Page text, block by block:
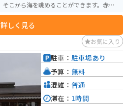
こから海を眺めることができます。赤い鳥
綺麗です。西向きなので、特に晴れた日
て絶景です。境内からは千本鳥居が続いて
面の海が広がっています。
詳しく見る
お気に入り
駐車： 駐車場あり
予算： 無料
混雑： 普通
滞在： 1時間